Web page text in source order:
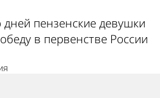
пензенские девушки
в первенстве России